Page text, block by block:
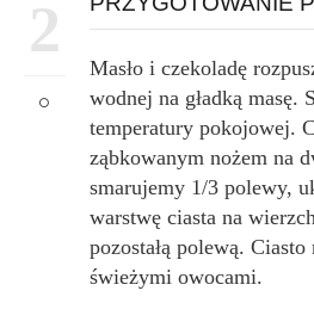
2
Masło i czekoladę
wodnej na gładką masę.
temperatury pokojowej.
ząbkowanym nożem na
smarujemy 1/3 polewy,
warstwę ciasta na
pozostałą polewą.
świeżymi owocami.